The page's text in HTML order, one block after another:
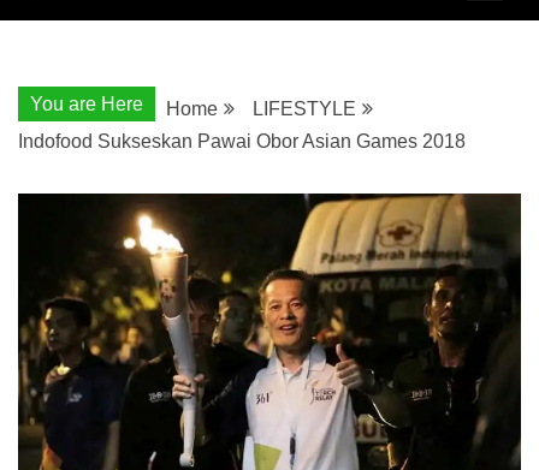
You are Here Home
LIFESTYLE
Indofood Sukseskan Pawai Obor Asian Games 2018